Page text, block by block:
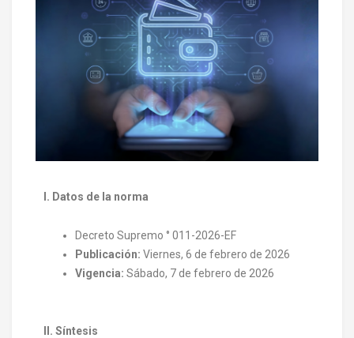
I. Datos de la norma
Decreto Supremo ° 011-2026-EF
Publicación: Viernes, 6 de febrero de 2026
Vigencia: Sábado, 7 de febrero de 2026
II. Síntesis